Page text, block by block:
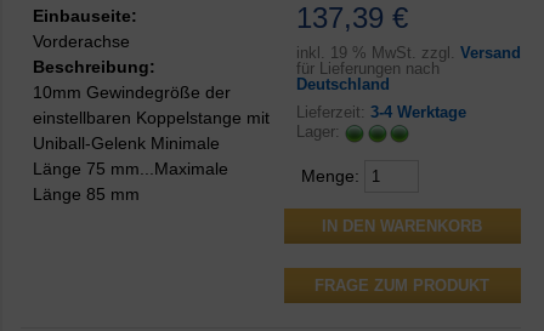
137,39 €
inkl. 19 % MwSt. zzgl. Versand
für Lieferungen nach
Deutschland
Lieferzeit: 3-4 Werktage
Lager:
Menge:
FRAGE ZUM PRODUKT
Einbauseite:
Vorderachse
Beschreibung:
10mm Gewindegröße der
einstellbaren Koppelstange mit
Uniball-Gelenk Minimale
Länge 75 mm...Maximale
Länge 85 mm